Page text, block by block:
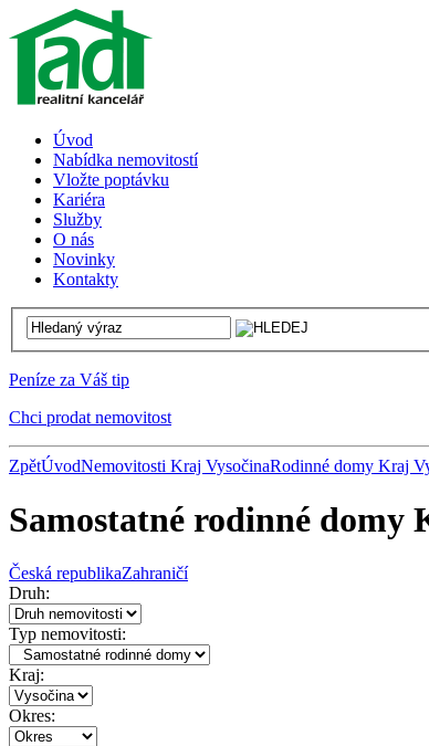
Úvod
Nabídka nemovitostí
Vložte poptávku
Kariéra
Služby
O nás
Novinky
Kontakty
Peníze za Váš tip
Chci prodat nemovitost
ZpětÚvodNemovitosti Kraj VysočinaRodinné domy Kraj
Samostatné rodinné domy
Česká republikaZahraničí
Druh:
Typ nemovitosti:
Kraj:
Okres: